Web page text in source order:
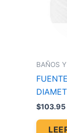
BAÑOS
$103.95